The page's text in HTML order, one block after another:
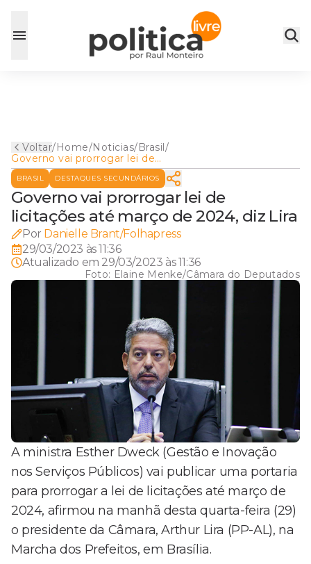
Voltar/Home/Noticias/Brasil/
Governo vai prorrogar lei de
licitações até março de 2024,
diz Lira
BRASIL DESTAQUES SECUNDÁRIOS
Governo vai prorrogar lei de
licitações até março de 2024, diz Lira
Por Danielle Brant/Folhapress
29/03/2023 às 11:36
Atualizado em 29/03/2023 às 11:36
Foto: Elaine Menke/Câmara do Deputados
A ministra Esther Dweck (Gestão e Inovação
nos Serviços Públicos) vai publicar uma portaria
para prorrogar a lei de licitações até março de
2024, afirmou na manhã desta quarta-feira (29)
o presidente da Câmara, Arthur Lira (PP-AL), na
Marcha dos Prefeitos, em Brasília.